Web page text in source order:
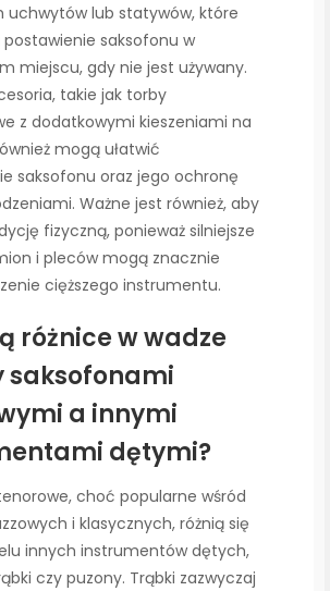
uchwytów lub statywów, które
postawienie saksofonu w
miejscu, gdy nie jest używany.
takie jak torby
z dodatkowymi kieszeniami na
mogą ułatwić
saksofonu oraz jego ochronę
Ważne jest również, aby
fizyczną, ponieważ silniejsze
i pleców mogą znacznie
cięższego instrumentu.
różnice w wadze
saksofonami
a innymi
dętymi?
choć popularne wśród
i klasycznych, różnią się
innych instrumentów dętych,
czy puzony. Trąbki zazwyczaj